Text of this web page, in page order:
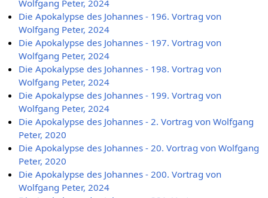
Wolfgang Peter, 2024
Die Apokalypse des Johannes - 196. Vortrag von
Wolfgang Peter, 2024
Die Apokalypse des Johannes - 197. Vortrag von
Wolfgang Peter, 2024
Die Apokalypse des Johannes - 198. Vortrag von
Wolfgang Peter, 2024
Die Apokalypse des Johannes - 199. Vortrag von
Wolfgang Peter, 2024
Die Apokalypse des Johannes - 2. Vortrag von Wolfgang
Peter, 2020
Die Apokalypse des Johannes - 20. Vortrag von Wolfgang
Peter, 2020
Die Apokalypse des Johannes - 200. Vortrag von
Wolfgang Peter, 2024